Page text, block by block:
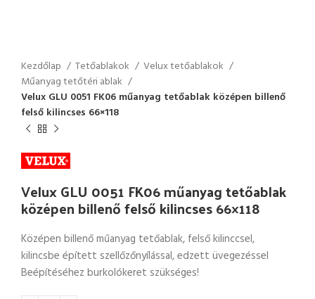
Kezdőlap Tetőablakok
Velux tetőablakok
Műanyag tetőtéri ablak
Velux GLU 0051 FK06 műanyag tetőablak középen billenő
felső kilincses 66×118
Velux GLU 0051 FK06 műanyag tetőablak
középen billenő felső kilincses 66×118
Középen billenő műanyag tetőablak, felső kilinccsel,
kilincsbe épített szellőzőnyílással, edzett üvegezéssel
Beépítéséhez burkolókeret szükséges!